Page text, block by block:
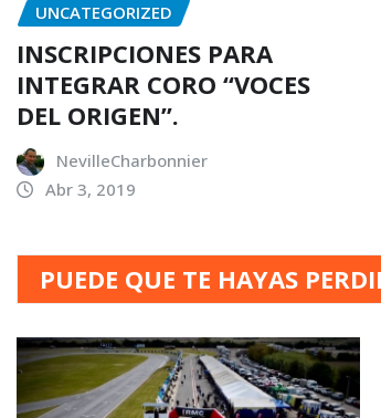
UNCATEGORIZED
INSCRIPCIONES PARA
INTEGRAR CORO “VOCES
DEL ORIGEN”.
NevilleCharbonnier
Abr 3, 2019
PUEDE QUE TE HAYAS